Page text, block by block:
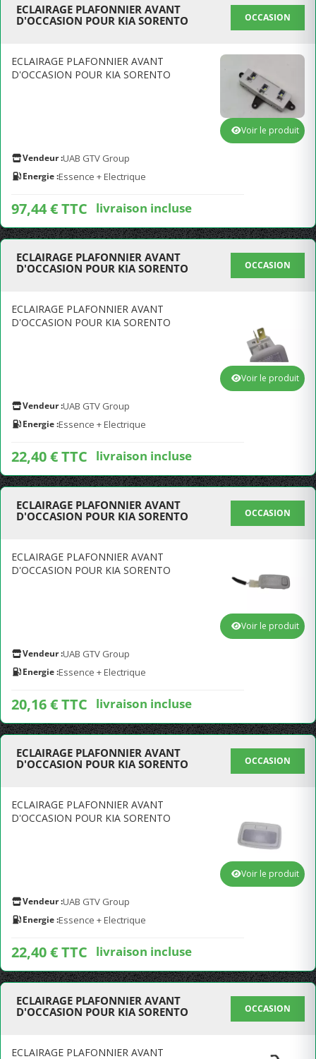
ECLAIRAGE PLAFONNIER AVANT
D'OCCASION POUR KIA SORENTO
OCCASION
ECLAIRAGE PLAFONNIER AVANT
D'OCCASION POUR KIA SORENTO
Vendeur :UAB GTV Group
Energie :Essence + Electrique
97,44 € TTC livraison incluse
Voir le produit
ECLAIRAGE PLAFONNIER AVANT
D'OCCASION POUR KIA SORENTO
OCCASION
ECLAIRAGE PLAFONNIER AVANT
D'OCCASION POUR KIA SORENTO
Vendeur :UAB GTV Group
Energie :Essence + Electrique
22,40 € TTC livraison incluse
Voir le produit
ECLAIRAGE PLAFONNIER AVANT
D'OCCASION POUR KIA SORENTO
OCCASION
ECLAIRAGE PLAFONNIER AVANT
D'OCCASION POUR KIA SORENTO
Vendeur :UAB GTV Group
Energie :Essence + Electrique
20,16 € TTC livraison incluse
Voir le produit
ECLAIRAGE PLAFONNIER AVANT
D'OCCASION POUR KIA SORENTO
OCCASION
ECLAIRAGE PLAFONNIER AVANT
D'OCCASION POUR KIA SORENTO
Vendeur :UAB GTV Group
Energie :Essence + Electrique
22,40 € TTC livraison incluse
Voir le produit
ECLAIRAGE PLAFONNIER AVANT
D'OCCASION POUR KIA SORENTO
OCCASION
ECLAIRAGE PLAFONNIER AVANT